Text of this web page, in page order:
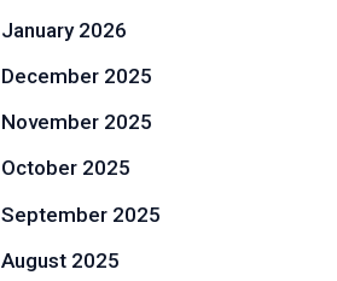
January 2026
December 2025
November 2025
October 2025
September 2025
August 2025